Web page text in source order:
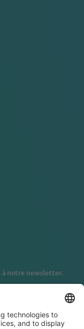
à notre newsletter.